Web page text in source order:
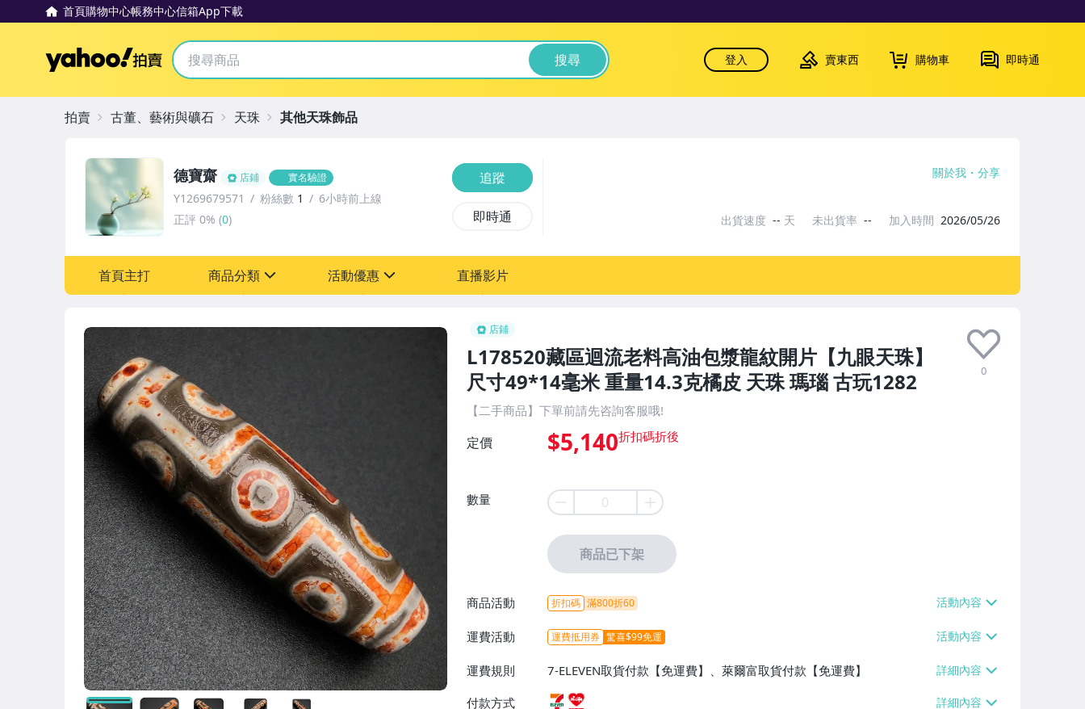
首頁購物中心帳務中心信箱App下載
Yahoo拍賣 搜尋 登入 賣東西 購物車 即時通
店鋪
L178520藏區迴流老料高油包漿龍紋開片【九眼天珠】
尺寸49*14毫米 重量14.3克橘皮 天珠 瑪瑙 古玩1282
0
【二手商品】下單前請先咨詢客服哦!
定價 $5,140
數量
商品已下架
商品活動 折扣碼 滿800折60
運費活動 運費抵用券 驚喜$99免運
運費規則
7-ELEVEN取貨付款【免運費】、萊爾富取貨付款【免運費】
付款方式
德寶齋 店鋪 實名驗證
Y1269679571 粉絲數 1
6小時前上線
正評 0% (0)
追蹤
即時通
關於我 分享
出貨速度 -- 天 未出貨率 -- 加入時間 2026/05/26
首頁主打 商品分類 活動優惠 直播影片
拍賣 古董、藝術與礦石 天珠 其他天珠飾品